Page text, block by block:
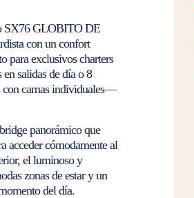
SX76 GLOBITO DE
con un confort
para exclusivos charters
salidas de día o 8
con camas individuales—
panorámico que
acceder cómodamente al
el luminoso y
zonas de estar y un
del día.